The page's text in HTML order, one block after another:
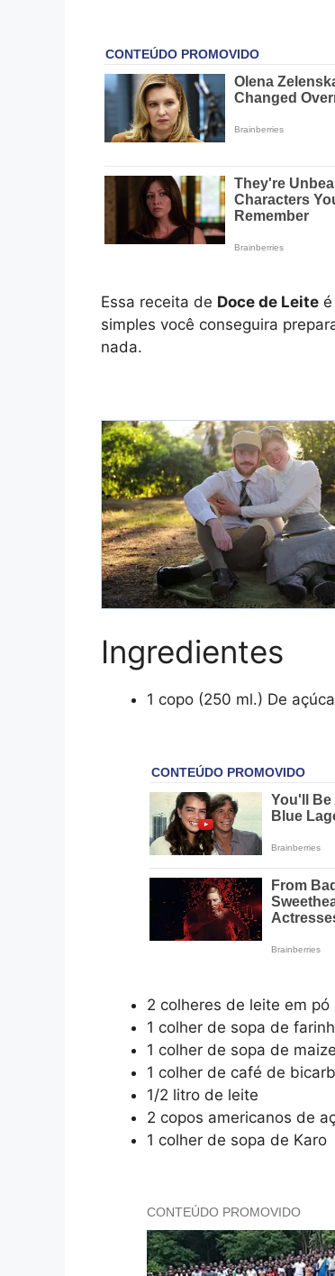
Essa receita de Doce de Leite
simples você conseguira
nada.
Ingredientes
1 copo (250 ml.) De
2 colheres de leite em pó
1 colher de sopa de
1 colher de sopa de
1 colher de café de
1/2 litro de leite
2 copos americanos de
1 colher de sopa de Karo